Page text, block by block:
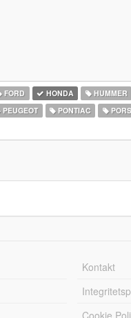
FORD HONDA HUMMER
PEUGEOT PONTIAC
Kontakt
Cookie